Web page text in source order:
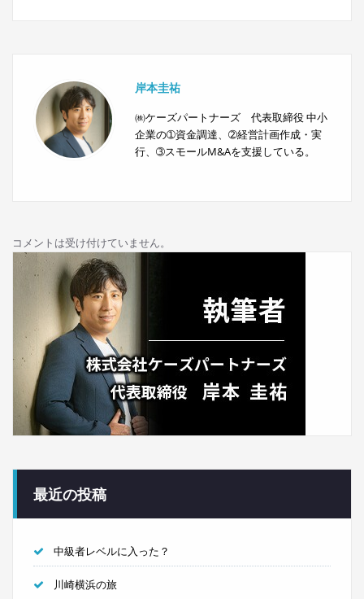
シ
ョ
岸本圭祐
㈱ケーズパートナーズ 代表取締役 中小
企業の➀資金調達、➁経営計画作成・実
行、➂スモールM&Aを支援している。
コメントは受け付けていません。
最近の投稿
中級者レベルに入った？
川崎横浜の旅